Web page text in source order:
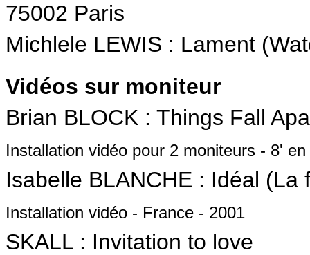
75002 Paris
Michlele LEWIS : Lament
Vidéos sur moniteur
Brian BLOCK : Things Fall
Installation vidéo pour 2 moniteurs - 8'
Isabelle BLANCHE : Idéal (La
Installation vidéo - France - 2001
SKALL : Invitation to love